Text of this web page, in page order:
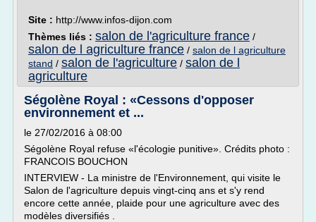
Site : http://www.infos-dijon.com
Thèmes liés : salon de l'agriculture france /
salon de l agriculture france / salon de l agriculture
stand / salon de l'agriculture / salon de l
agriculture
Ségolène Royal : «Cessons d'opposer
environnement et ...
le 27/02/2016 à 08:00
Ségolène Royal refuse «l'écologie punitive». Crédits photo :
FRANCOIS BOUCHON
INTERVIEW - La ministre de l'Environnement, qui visite le
Salon de l'agriculture depuis vingt-cinq ans et s'y rend
encore cette année, plaide pour une agriculture avec des
modèles diversifiés .